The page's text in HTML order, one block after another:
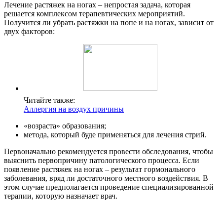
Лечение растяжек на ногах – непростая задача, которая
решается комплексом терапевтических мероприятий.
Получится ли убрать растяжки на попе и на ногах, зависит от
двух факторов:
Читайте также:
Аллергия на воздух причины
«возраста» образования;
метода, который буде применяться для лечения стрий.
Первоначально рекомендуется провести обследования, чтобы
выяснить первопричину патологического процесса. Если
появление растяжек на ногах – результат гормонального
заболевания, вряд ли достаточного местного воздействия. В
этом случае предполагается проведение специализированной
терапии, которую назначает врач.